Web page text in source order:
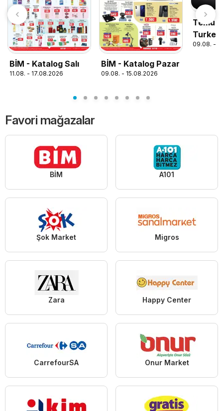
BİM - Katalog Salı
11.08. - 17.08.2026
BİM - Katalog Pazar
09.08. - 15.08.2026
Temu
Turkey
09.08. -
Favori mağazalar
BİM A101
Şok Market Migros
Zara Happy Center
CarrefourSA Onur Market